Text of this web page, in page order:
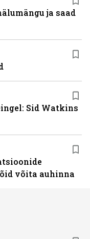
ja saad
Sid Watkins
võita auhinna